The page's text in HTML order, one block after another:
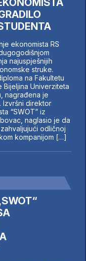
ekonomista RS
najuspješnijih
struke.
na Fakultetu
Univerziteta
nagrađena je
Izvršni direktor
“SWOT” iz
naglasio je da
odličnoj
kompanijom […]